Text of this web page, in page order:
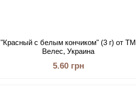
"Красный с белым кончиком" (3 г) от ТМ
Велес, Украина
5.60 грн